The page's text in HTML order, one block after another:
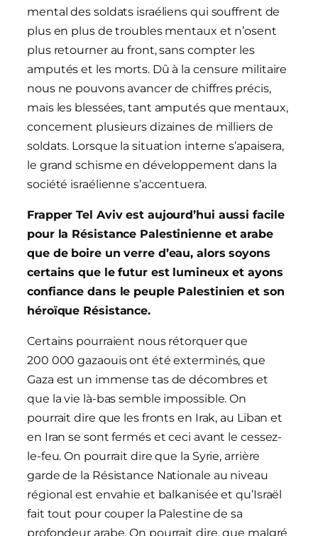
mental des soldats israéliens qui souffrent de
plus en plus de troubles mentaux et n’osent
plus retourner au front, sans compter les
amputés et les morts. Dû à la censure militaire
nous ne pouvons avancer de chiffres précis,
mais les blessées, tant amputés que mentaux,
concernent plusieurs dizaines de milliers de
soldats. Lorsque la situation interne s’apaisera,
le grand schisme en développement dans la
société israélienne s’accentuera.
Frapper Tel Aviv est aujourd’hui aussi facile
pour la Résistance Palestinienne et arabe
que de boire un verre d’eau, alors soyons
certains que le futur est lumineux et ayons
confiance dans le peuple Palestinien et son
héroïque Résistance.
Certains pourraient nous rétorquer que
200 000 gazaouis ont été exterminés, que
Gaza est un immense tas de décombres et
que la vie là-bas semble impossible. On
pourrait dire que les fronts en Irak, au Liban et
en Iran se sont fermés et ceci avant le cessez-
le-feu. On pourrait dire que la Syrie, arrière
garde de la Résistance Nationale au niveau
régional est envahie et balkanisée et qu’Israël
fait tout pour couper la Palestine de sa
profondeur arabe. On pourrait dire, que malgré